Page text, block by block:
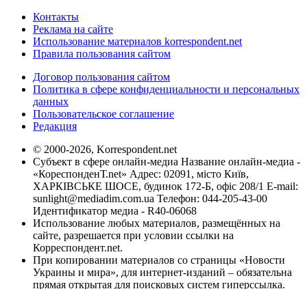
Контакты
Реклама на сайте
Использование материалов korrespondent.net
Правила пользования сайтом
Договор пользования сайтом
Политика в сфере конфиденциальности и персональных
данных
Пользовательское соглашение
Редакция
© 2000-2026, Korrespondent.net
Субъект в сфере онлайн-медиа Название онлайн-медиа -
«КореспонденТ.net» Адрес: 02091, місто Київ,
ХАРКІВСЬКЕ ШОСЕ, будинок 172-Б, офіс 208/1 E-mail:
sunlight@mediadim.com.ua Телефон: 044-205-43-00
Идентификатор медиа - R40-06068
Использование любых материалов, размещённых на
сайте, разрешается при условии ссылки на
Корреспондент.net.
При копировании материалов со страницы «Новости
Украины и мира», для интернет-изданий – обязательна
прямая открытая для поисковых систем гиперссылка.